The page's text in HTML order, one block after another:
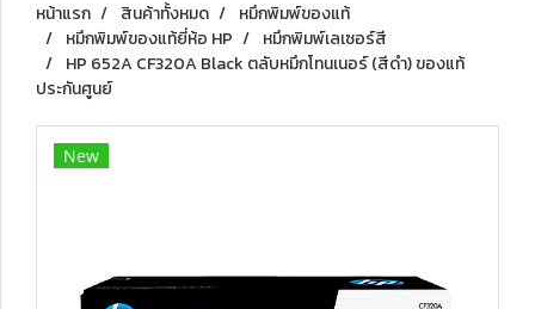
หน้าแรก สินค้าทั้งหมด
หมึกพิมพ์ของแท้
หมึกพิมพ์ของแท้ยี่ห้อ HP
หมึกพิมพ์เลเซอร์สี
HP 652A CF320A Black ตลับหมึกโทนเนอร์ (สีดำ) ของแท้
ประกันศูนย์
New